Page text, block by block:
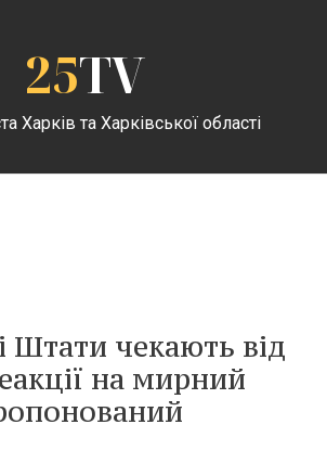
25TV
Харків та Харківської області
Штати чекають від
на мирний